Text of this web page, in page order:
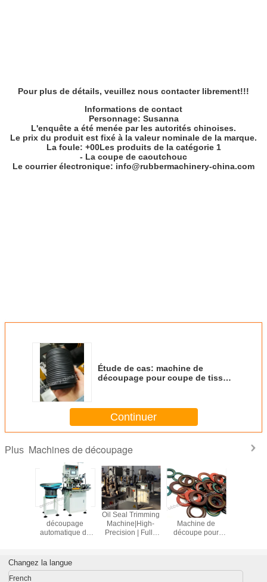
Pour plus de détails, veuillez nous contacter librement!!!
Informations de contact
Personnage: Susanna
L'enquête a été menée par les autorités chinoises.
Le prix du produit est fixé à la valeur nominale de la marque.
La foule: +00Les produits de la catégorie 1
- La coupe de caoutchouc
Le courrier électronique: info@rubbermachinery-china.com
Étude de cas: machine de
découpage pour coupe de tissu,
Continuer
Plus Machines de découpage
d'angle,
YA-
Machine à
découpage
automatique de
pièces en
caoutchouc;Machine
Oil Seal Trimming
Machine|High-
Precision | Fully
Étude de cas :
Machine de
découpe pour
bords;
Changez la langue
French